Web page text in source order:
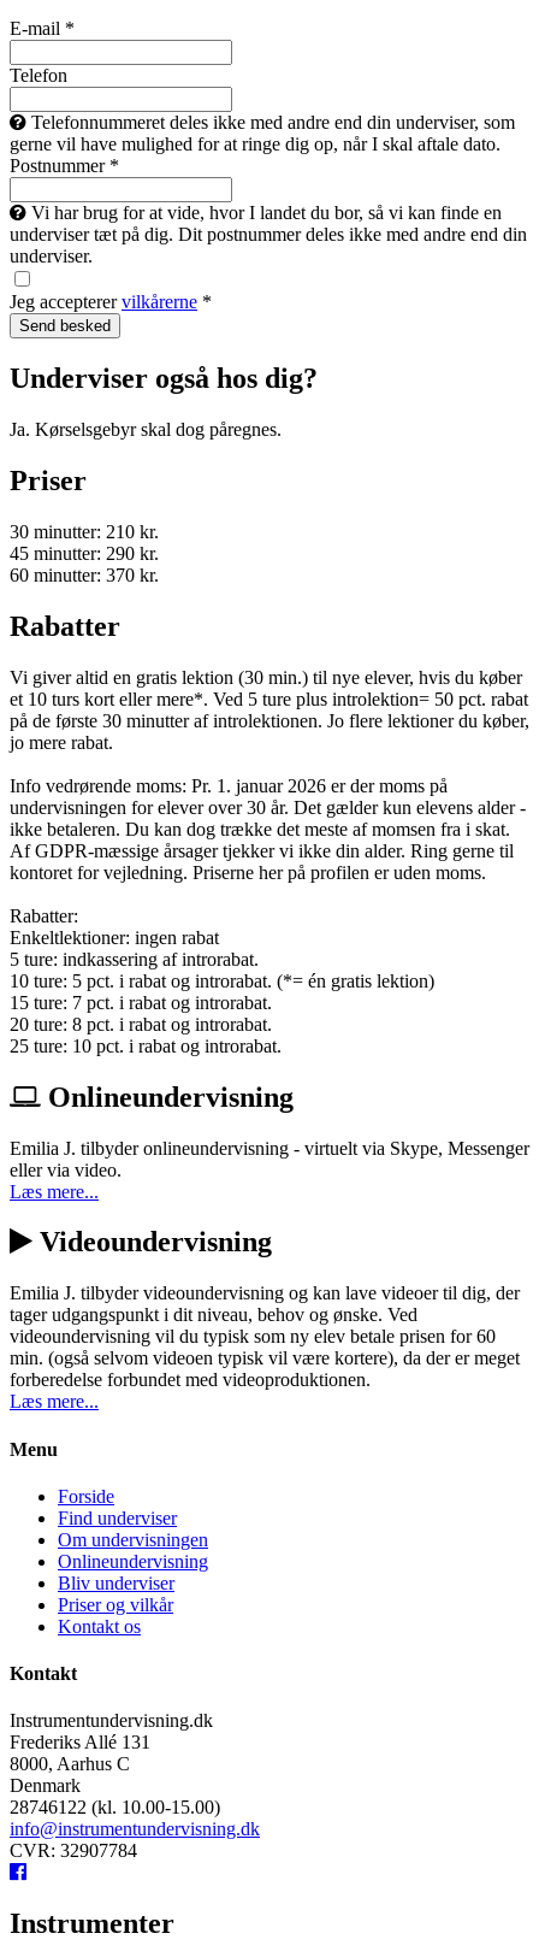
E-mail *
Telefon
Telefonnummeret deles ikke med andre end din underviser, som
gerne vil have mulighed for at ringe dig op, når I skal aftale dato.
Postnummer *
Vi har brug for at vide, hvor I landet du bor, så vi kan finde en
underviser tæt på dig. Dit postnummer deles ikke med andre end din
underviser.
Jeg accepterervilkårerne *
Underviser også hos dig?
Ja. Kørselsgebyr skal dog påregnes.
Priser
30 minutter: 210 kr.
45 minutter: 290 kr.
60 minutter: 370 kr.
Rabatter
Vi giver altid en gratis lektion (30 min.) til nye elever, hvis du køber
et 10 turs kort eller mere*. Ved 5 ture plus introlektion= 50 pct. rabat
på de første 30 minutter af introlektionen. Jo flere lektioner du køber,
jo mere rabat.
Info vedrørende moms: Pr. 1. januar 2026 er der moms på
undervisningen for elever over 30 år. Det gælder kun elevens alder -
ikke betaleren. Du kan dog trække det meste af momsen fra i skat.
Af GDPR-mæssige årsager tjekker vi ikke din alder. Ring gerne til
kontoret for vejledning. Priserne her på profilen er uden moms.
Rabatter:
Enkeltlektioner: ingen rabat
5 ture: indkassering af introrabat.
10 ture: 5 pct. i rabat og introrabat. (*= én gratis lektion)
15 ture: 7 pct. i rabat og introrabat.
20 ture: 8 pct. i rabat og introrabat.
25 ture: 10 pct. i rabat og introrabat.
Onlineundervisning
Emilia J. tilbyder onlineundervisning - virtuelt via Skype, Messenger
eller via video.
Læs mere...
Videoundervisning
Emilia J. tilbyder videoundervisning og kan lave videoer til dig, der
tager udgangspunkt i dit niveau, behov og ønske. Ved
videoundervisning vil du typisk som ny elev betale prisen for 60
min. (også selvom videoen typisk vil være kortere), da der er meget
forberedelse forbundet med videoproduktionen.
Læs mere...
Menu
Forside
Find underviser
Om undervisningen
Onlineundervisning
Bliv underviser
Priser og vilkår
Kontakt os
Kontakt
Instrumentundervisning.dk
Frederiks Allé 131
8000, Aarhus C
Denmark
28746122 (kl. 10.00-15.00)
info@instrumentundervisning.dk
CVR: 32907784
Instrumenter